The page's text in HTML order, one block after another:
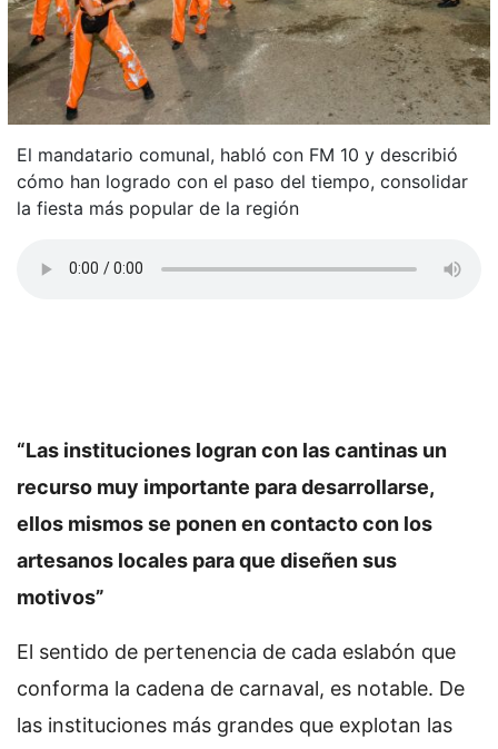
El mandatario comunal, habló con FM 10 y describió
cómo han logrado con el paso del tiempo, consolidar
la fiesta más popular de la región
“Las instituciones logran con las cantinas un
recurso muy importante para desarrollarse,
ellos mismos se ponen en contacto con los
artesanos locales para que diseñen sus
motivos”
El sentido de pertenencia de cada eslabón que
conforma la cadena de carnaval, es notable. De
las instituciones más grandes que explotan las